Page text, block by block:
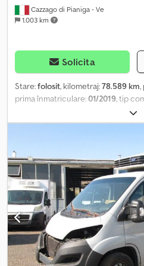
Cazzago di Pianiga - Ve
1.003 km
Solicita
Stare:folosit, kilometraj:78.589 km,
prima înmatriculare:01/2019, tip
, tip de
totală admisă: 3500 kg Dkjdozn A